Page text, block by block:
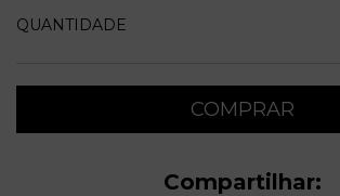
QUANTIDADE
Compartilhar: